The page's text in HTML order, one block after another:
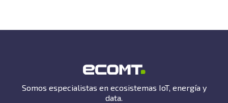
Somos especialistas en ecosistemas IoT, energía y
data.